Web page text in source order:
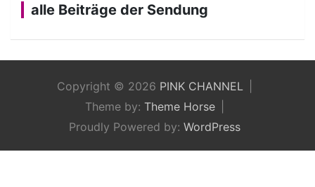
alle Beiträge der Sendung
Copyright © 2026 PINK CHANNEL
Theme by: Theme Horse
Proudly Powered by: WordPress